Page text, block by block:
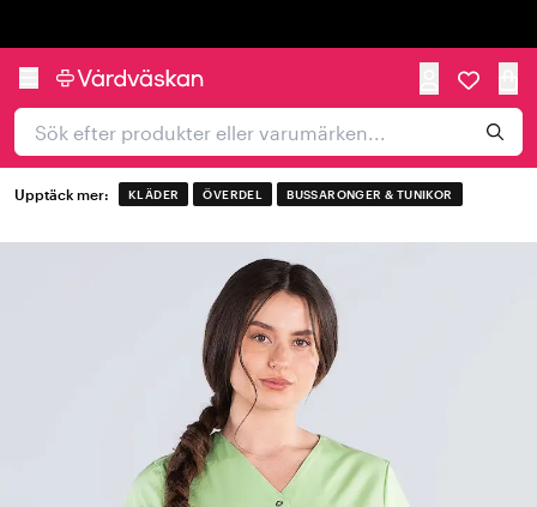
Upptäck mer: KLÄDER ÖVERDEL BUSSARONGER & TUNIKOR